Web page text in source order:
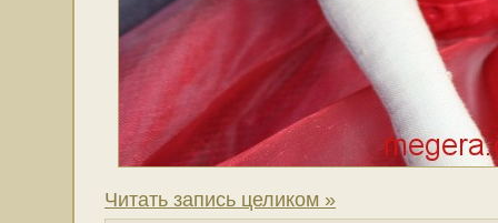
Читать запись целиком »